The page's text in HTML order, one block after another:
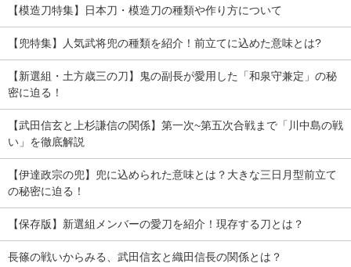
【模造刀特集】日本刀・模造刀の種類や作り方について
【兜特集】人気武将兜の種類を紹介！前立てに込めた意味とは?
【新選組・土方歳三の刀】鬼の副長が愛用した「和泉守兼定」の秘
密に迫る！
【武田信玄と上杉謙信の関係】第一次~第五次合戦まで「川中島の戦
い」を徹底解説
【伊達政宗の兜】兜に込められた意味とは？大きな三日月型前立て
の秘密に迫る！
【保存版】新選組メンバーの愛刀を紹介！現存する刀とは？
長篠の戦いからみる、武田信玄と織田信長の関係とは？